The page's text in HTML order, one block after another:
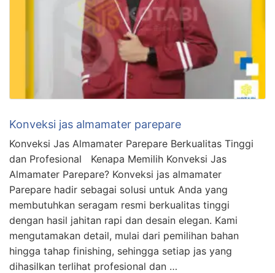
Konveksi jas almamater parepare
Konveksi Jas Almamater Parepare Berkualitas Tinggi
dan Profesional Kenapa Memilih Konveksi Jas
Almamater Parepare? Konveksi jas almamater
Parepare hadir sebagai solusi untuk Anda yang
membutuhkan seragam resmi berkualitas tinggi
dengan hasil jahitan rapi dan desain elegan. Kami
mengutamakan detail, mulai dari pemilihan bahan
hingga tahap finishing, sehingga setiap jas yang
dihasilkan terlihat profesional dan …